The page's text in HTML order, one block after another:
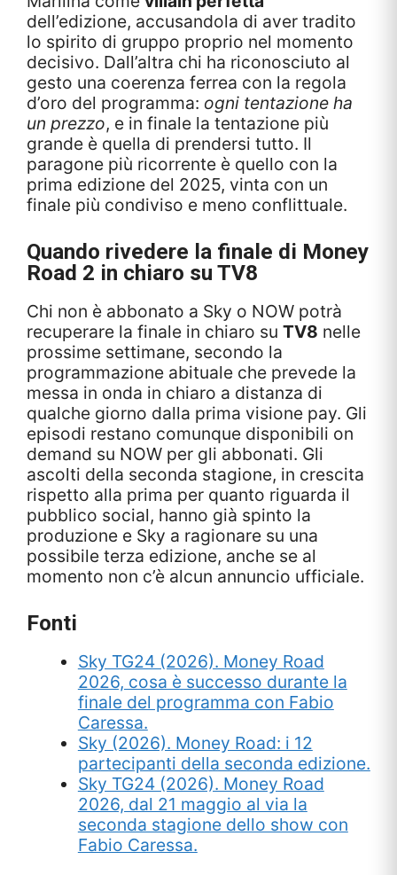
dell’edizione, accusandola di aver tradito
lo spirito di gruppo proprio nel momento
decisivo. Dall’altra chi ha riconosciuto al
gesto una coerenza ferrea con la regola
d’oro del programma: ogni tentazione ha
un prezzo, e in finale la tentazione più
grande è quella di prendersi tutto. Il
paragone più ricorrente è quello con la
prima edizione del 2025, vinta con un
finale più condiviso e meno conflittuale.
Quando rivedere la finale di Money
Road 2 in chiaro su TV8
Chi non è abbonato a Sky o NOW potrà
recuperare la finale in chiaro su TV8 nelle
prossime settimane, secondo la
programmazione abituale che prevede la
messa in onda in chiaro a distanza di
qualche giorno dalla prima visione pay. Gli
episodi restano comunque disponibili on
demand su NOW per gli abbonati. Gli
ascolti della seconda stagione, in crescita
rispetto alla prima per quanto riguarda il
pubblico social, hanno già spinto la
produzione e Sky a ragionare su una
possibile terza edizione, anche se al
momento non c’è alcun annuncio ufficiale.
Fonti
Sky TG24 (2026). Money Road
2026, cosa è successo durante la
finale del programma con Fabio
Caressa.
Sky (2026). Money Road: i 12
partecipanti della seconda edizione.
Sky TG24 (2026). Money Road
2026, dal 21 maggio al via la
seconda stagione dello show con
Fabio Caressa.